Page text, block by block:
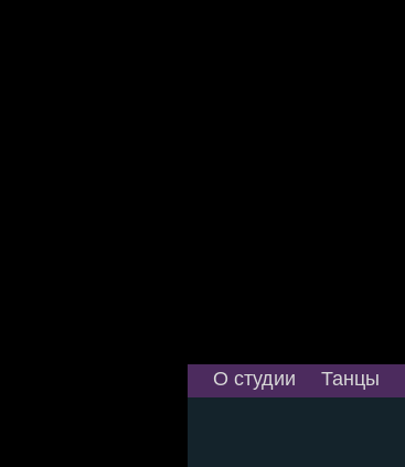
О студии Танцы